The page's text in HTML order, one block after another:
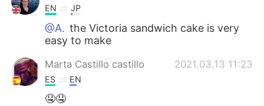
EN JP
@A. the Victoria sandwich cake is very
easy to make
Marta Castillo castillo 2021.03.13 11:23
ES EN
🤤🤤